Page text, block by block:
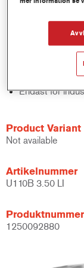
Erbjuder
Torkar mycket
Lämpar sig
Endast för
Product Variant
Not available
Artikelnummer
U110B 3.50 LI
Produktnummer
1250092880